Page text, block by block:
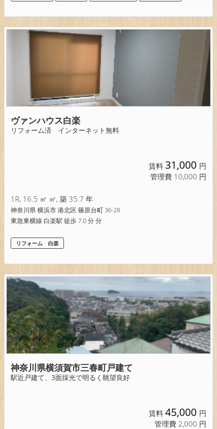
ヴァンハウス白楽
リフォーム済 インターネット無料
賃料 31,000 円
管理費 10,000 円
1R, 16.5 ㎡ ㎡, 築 35.7 年
神奈川県 横浜市 港北区 篠原台町 36-28
東急東横線 白楽駅 徒歩 7.0 分 分
リフォーム 白楽
神奈川県横須賀市三春町戸建て
駅近戸建て、3面採光で明るく眺望良好
賃料 45,000 円
管理費 2,000 円